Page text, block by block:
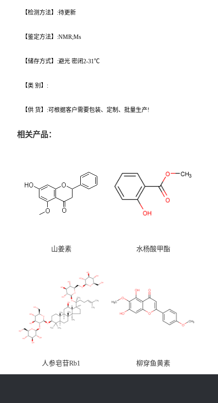
【检测方法】:待更新
【鉴定方法】:NMR;Ms
【储存方式】:避光 密闭2-31℃
【类 别】:
【供 货】:可根据客户需要包装、定制、批量生产!
相关产品：
山姜素 水杨酸甲酯
人参皂苷Rb1 柳穿鱼黄素